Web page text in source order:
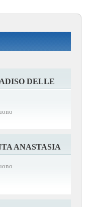
DELLE
ANASTASIA